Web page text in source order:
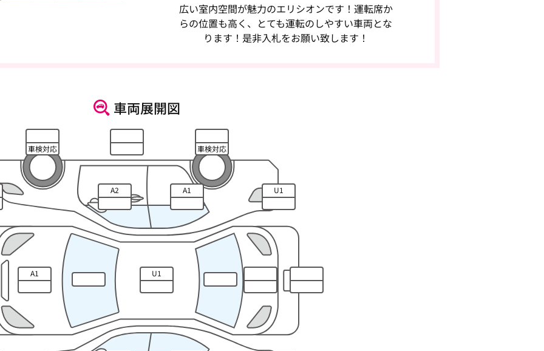
広い室内空間が魅力のエリシオンです！運転席か
らの位置も高く、とても運転のしやすい車両とな
ります！是非入札をお願い致します！
車両展開図
車検対応 車検対応
A2 A1 U1
A1 U1